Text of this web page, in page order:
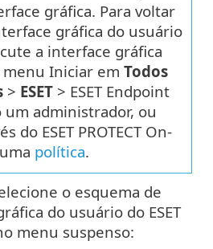
gráfica. Para voltar
gráfica do usuário
a interface gráfica
Iniciar em Todos
> ESET > ESET Endpoint
um administrador, ou
do ESET PROTECT On-
política.
o esquema de
do usuário do ESET
menu suspenso: